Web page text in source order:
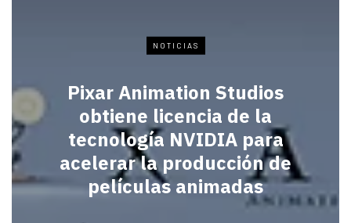
NOTICIAS
Pixar Animation Studios
obtiene licencia de la
tecnología NVIDIA para
acelerar la producción de
películas animadas